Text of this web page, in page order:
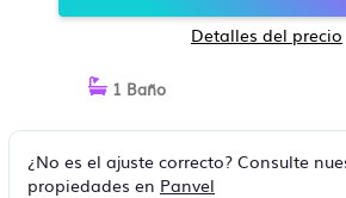
Detalles del precio
1 Baño
¿No es el ajuste correcto? Consulte
propiedades en Panvel